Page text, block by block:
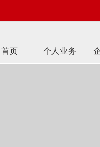
首页 个人业务